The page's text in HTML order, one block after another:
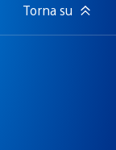
Torna su